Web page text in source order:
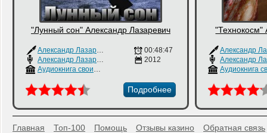
"Лунный сон" Александр Лазаревич
Александр Лазаревич
Александр Лазаревич
Аудиокнига своими руками
00:48:47
2012
Подробнее
"Технокосм"
Главная Топ-100 Помощь Отзывы казино Обратная связь